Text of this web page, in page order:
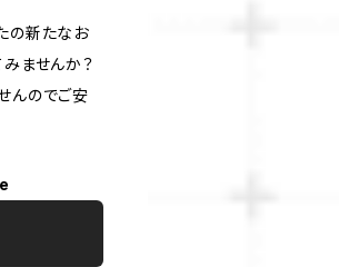
の新たなお
ませんか？
んのでご安